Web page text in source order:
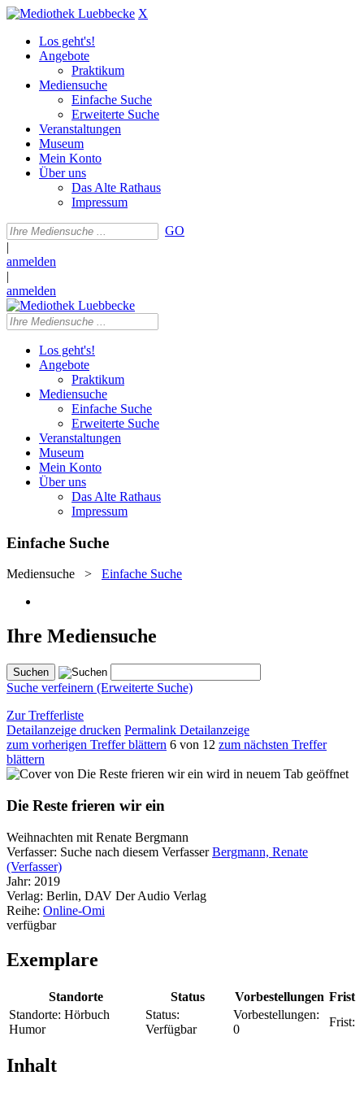
X
Los geht's!
Angebote
Praktikum
Mediensuche
Einfache Suche
Erweiterte Suche
Veranstaltungen
Museum
Mein Konto
Über uns
Das Alte Rathaus
Impressum
GO
|
anmelden
|
anmelden
Los geht's!
Angebote
Praktikum
Mediensuche
Einfache Suche
Erweiterte Suche
Veranstaltungen
Museum
Mein Konto
Über uns
Das Alte Rathaus
Impressum
Einfache Suche
Mediensuche > Einfache Suche
Ihre Mediensuche
Suche verfeinern (Erweiterte Suche)
Zur Trefferliste
Detailanzeige drucken Permalink Detailanzeige
zum vorherigen Treffer blättern 6 von 12 zum nächsten Treffer
blättern
wird in neuem Tab geöffnet
Die Reste frieren wir ein
Weihnachten mit Renate Bergmann
Verfasser: Suche nach diesem Verfasser Bergmann, Renate
(Verfasser)
Jahr: 2019
Verlag: Berlin, DAV Der Audio Verlag
Reihe: Online-Omi
verfügbar
Exemplare
Standorte Status Vorbestellungen Frist
Standorte: Hörbuch
Humor
Status:
Verfügbar
Vorbestellungen:
0
Frist:
Inhalt